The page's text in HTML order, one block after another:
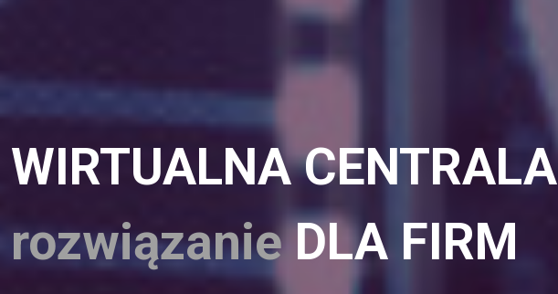
WIRTUALNA CENTRALA
rozwiązanieDLA FIRM